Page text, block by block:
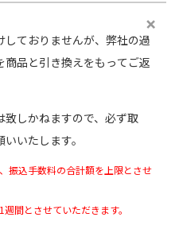
ておりませんが、弊社の過
品と引き換えをもってご返
しかねますので、必ず取
いたします。
振込手数料の合計額を上限とさせ
間とさせていただきます。